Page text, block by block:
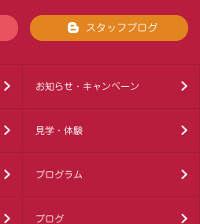
スタッフブログ
お知らせ・キャンペーン
見学・体験
プログラム
ブログ